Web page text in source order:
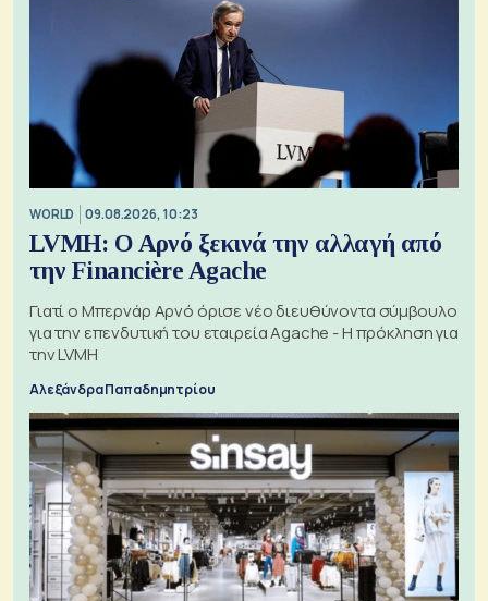
WORLD 09.08.2026, 10:23
LVMH: Ο Αρνό ξεκινά την αλλαγή από
την Financière Agache
Γιατί ο Μπερνάρ Αρνό όρισε νέο διευθύνοντα σύμβουλο
για την επενδυτική του εταιρεία Agache - Η πρόκληση για
την LVMH
Αλεξάνδρα Παπαδημητρίου